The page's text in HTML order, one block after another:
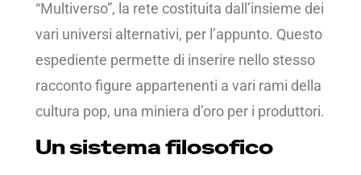
“Multiverso”, la rete costituita dall’insieme dei
vari universi alternativi, per l’appunto. Questo
espediente permette di inserire nello stesso
racconto figure appartenenti a vari rami della
cultura pop, una miniera d’oro per i produttori.
Un sistema filosofico